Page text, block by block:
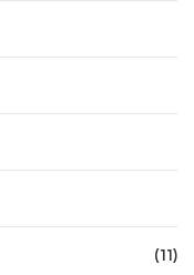
(11)